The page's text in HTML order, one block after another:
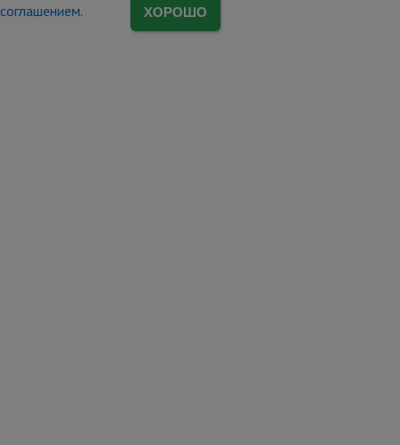
соглашением. ХОРОШО